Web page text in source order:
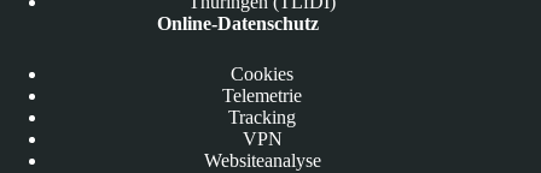
Online-Datenschutz
Cookies
Telemetrie
Tracking
VPN
Websiteanalyse